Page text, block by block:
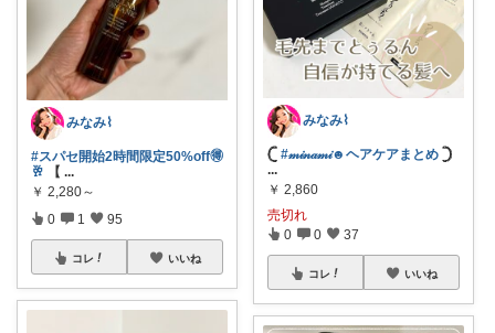
みなみ⌇
#スパセ開始2時間限定50%off🉐
🥂 【 ...
￥ 2,280～
0 1 95
コレ いいね
みなみ⌇
𓊆 #𝓂𝒾𝓃𝒶𝓂𝒾☻ヘアケアまとめ 𓊇
...
￥ 2,860
売切れ
0 0 37
コレ いいね